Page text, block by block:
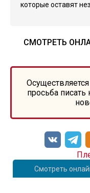
которые оставят
СМОТРЕТЬ
просьба
Смотреть